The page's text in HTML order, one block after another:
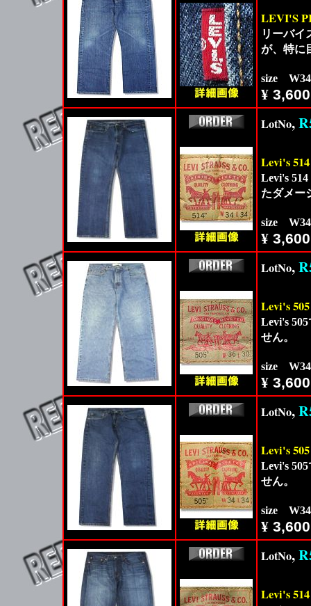
LEVI'S
リーバイ
が、特に
size
¥ 3,600
LotNo,
Levi's 514
Levi's
たダメー
size
¥ 3,600
LotNo,
Levi's
Levi's
せん。
size
¥ 3,600
LotNo,
Levi's
Levi's
せん。
size
¥ 3,600
LotNo,
Levi's 514